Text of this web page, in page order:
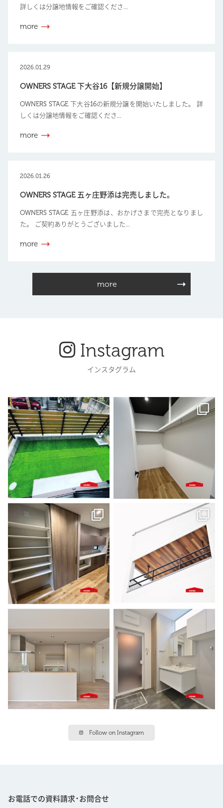
詳しくは分譲地情報をご確認くださ...
more
2026.01.29
OWNERS STAGE 下大谷16【新規分譲開始】
OWNERS STAGE 下大谷16の新規分譲を開始いたしました。 詳
しくは分譲地情報をご確認くださ...
more
2026.01.26
OWNERS STAGE 五ヶ庄野添は完売しました。
OWNERS STAGE 五ヶ庄野添は、おかげさまで完売となりまし
た。 ご契約ありがとうございました...
more
more
Instagram
インスタグラム
Follow on Instagram
お電話での資料請求･お問合せ